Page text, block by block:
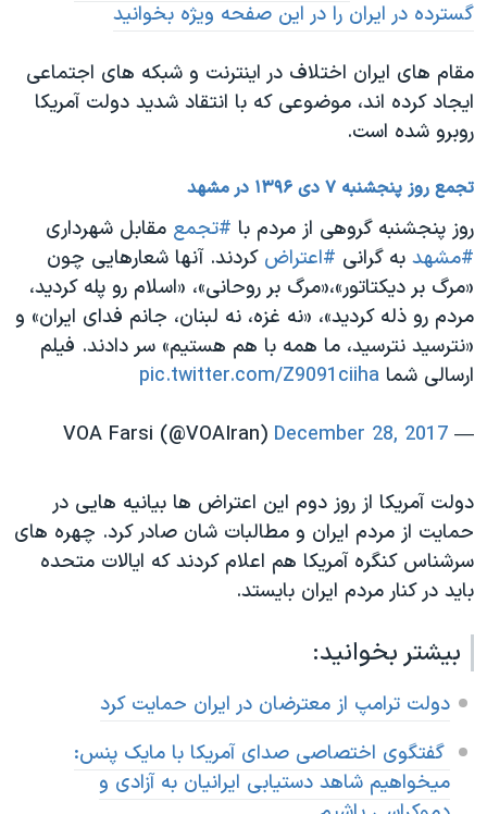
گسترده در ایران را در این صفحه ویژه بخوانید
مقام های ایران اختلاف در اینترنت و شبکه های اجتماعی
ایجاد کرده اند، موضوعی که با انتقاد شدید دولت آمریکا
روبرو شده است.
تجمع روز پنجشنبه ۷ دی ۱۳۹۶ در مشهد
روز پنجشنبه گروهی از مردم با #تجمع مقابل شهرداری
#مشهد به گرانی #اعتراض کردند. آنها شعارهایی چون
«مرگ بر دیکتاتور»،‌«مرگ بر روحانی»، «اسلام رو پله کردید،
‌مردم رو ذله کردید»،‌ «نه غزه، نه لبنان،‌ جانم فدای ایران» و
«نترسید نترسید، ‌ما همه با هم هستیم» سر دادند. فیلم
ارسالی شما pic.twitter.com/Z9091ciiha
— VOA Farsi (@VOAIran)
December 28, 2017
دولت آمریکا از روز دوم این اعتراض ها بیانیه هایی در
حمایت از مردم ایران و مطالبات شان صادر کرد. چهره های
سرشناس کنگره آمریکا هم اعلام کردند که ایالات متحده
باید در کنار مردم ایران بایستد.
بیشتر بخوانید:
دولت ترامپ از معترضان در ایران حمایت کرد
گفتگوی اختصاصی صدای آمریکا با مایک پنس:
میخواهیم شاهد دستیابی ایرانیان به آزادی و